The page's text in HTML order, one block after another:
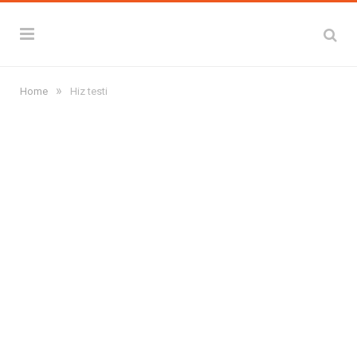
Home » Hiz testi